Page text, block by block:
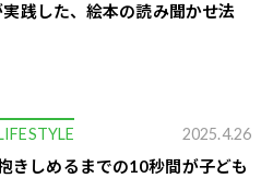
践した、絵本の読み聞かせ法
2025.4.26
きしめるまでの10秒間が子ども